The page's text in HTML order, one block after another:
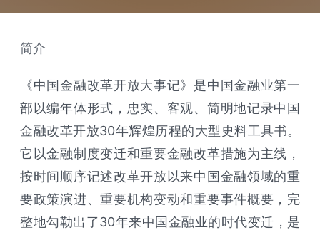
简介
《中国金融改革开放大事记》是中国金融业第一
部以编年体形式，忠实、客观、简明地记录中国
金融改革开放30年辉煌历程的大型史料工具书。
它以金融制度变迁和重要金融改革措施为主线，
按时间顺序记述改革开放以来中国金融领域的重
要政策演进、重要机构变动和重要事件概要，完
整地勾勒出了30年来中国金融业的时代变迁，是